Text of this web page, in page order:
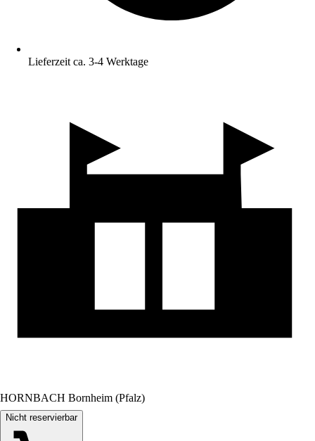
Lieferzeit ca. 3-4 Werktage
HORNBACH Bornheim (Pfalz)
Nicht reservierbar